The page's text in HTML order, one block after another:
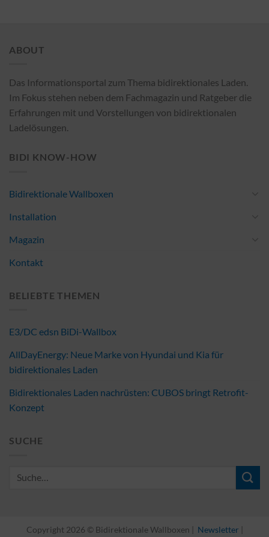
ABOUT
Das Informationsportal zum Thema bidirektionales Laden.
Im Fokus stehen neben dem Fachmagazin und Ratgeber die
Erfahrungen mit und Vorstellungen von bidirektionalen
Ladelösungen.
BIDI KNOW-HOW
Bidirektionale Wallboxen
Installation
Magazin
Kontakt
BELIEBTE THEMEN
E3/DC edsn BiDi-Wallbox
AllDayEnergy: Neue Marke von Hyundai und Kia für
bidirektionales Laden
Bidirektionales Laden nachrüsten: CUBOS bringt Retrofit-
Konzept
SUCHE
Copyright 2026 © Bidirektionale Wallboxen | Newsletter